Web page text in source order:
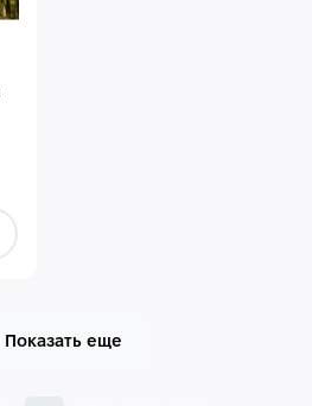
Показать еще